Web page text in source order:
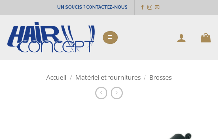
au
contenu
UN SOUCIS ? CONTACTEZ-NOUS
Accueil / Matériel et fournitures / Brosses